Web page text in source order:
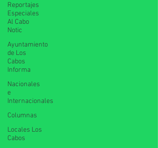
Reportajes
Especiales
Al Cabo
Notic
Ayuntamiento
de Los
Cabos
Informa
Nacionales
e
Internacionales
Columnas
Locales Los
Cabos